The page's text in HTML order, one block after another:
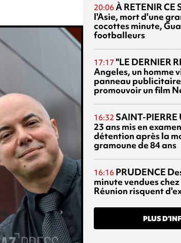
20:06À RETENIR CE
l'Asie, mort d'une
cocottes minute,
footballeurs
17:17 "LE DERNIER
Angeles, un homme
panneau
promouvoir un film
16:32 SAINT-PIERRE
23 ans mis en
détention après la
gramoune de 84 ans
16:16 PRUDENCE
minute vendues
Réunion risquent
PLUS